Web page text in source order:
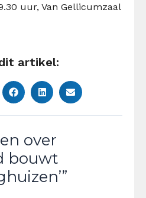
uur, Van Gellicumzaal
artikel:
over
bouwt